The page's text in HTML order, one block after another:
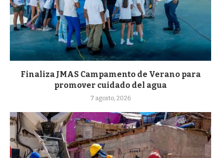
Finaliza JMAS Campamento de Verano para
promover cuidado del agua
7 agosto, 2026